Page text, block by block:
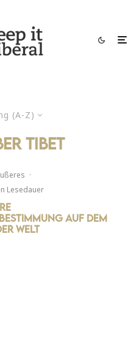
(A-Z)
tibet
·
Lesedauer
auf dem
Welt